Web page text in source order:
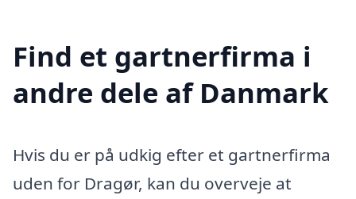
Find et gartnerfirma i
andre dele af Danmark
Hvis du er på udkig efter et gartnerfirma
uden for Dragør, kan du overveje at